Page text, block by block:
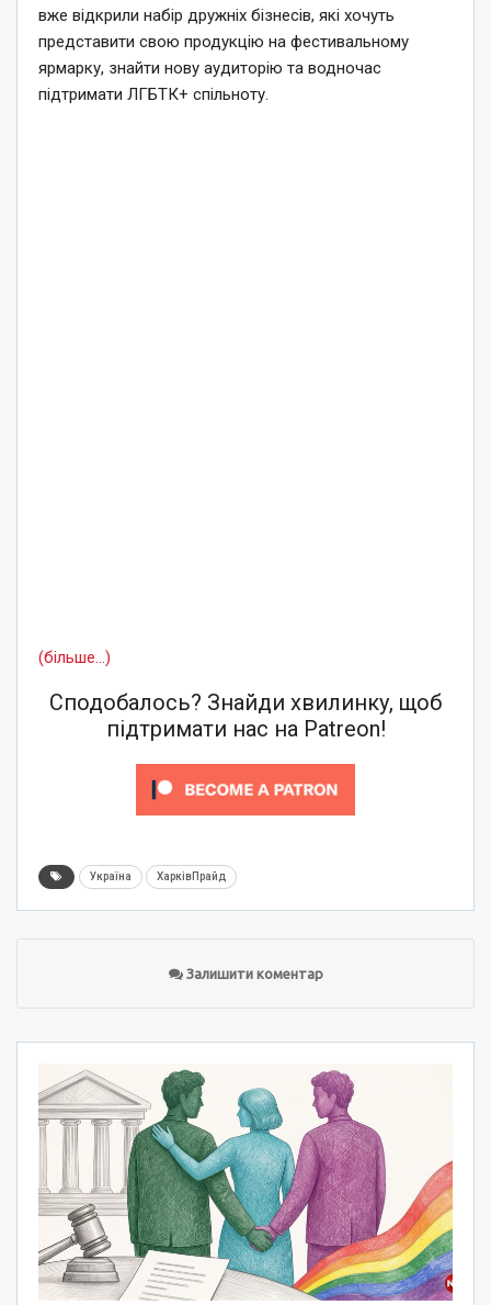
вже відкрили набір дружніх бізнесів, які хочуть
представити свою продукцію на фестивальному
ярмарку, знайти нову аудиторію та водночас
підтримати ЛГБТК+ спільноту.
(більше…)
Сподобалось? Знайди хвилинку, щоб
підтримати нас на Patreon!
Україна ХарківПрайд
Залишити коментар